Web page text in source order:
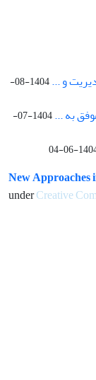
و ...
1404-08-
به ...
1404-07-
1404-
New
underCreative